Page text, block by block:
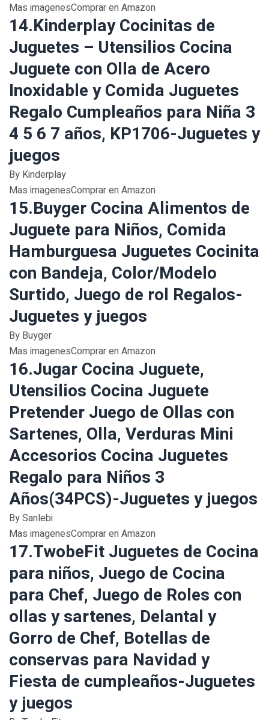
Mas imagenesComprar en Amazon
14.Kinderplay Cocinitas de
Juguetes – Utensilios Cocina
Juguete con Olla de Acero
Inoxidable y Comida Juguetes
Regalo Cumpleaños para Niña 3
4 5 6 7 años, KP1706-Juguetes y
juegos
By Kinderplay
Mas imagenesComprar en Amazon
15.Buyger Cocina Alimentos de
Juguete para Niños, Comida
Hamburguesa Juguetes Cocinita
con Bandeja, Color/Modelo
Surtido, Juego de rol Regalos-
Juguetes y juegos
By Buyger
Mas imagenesComprar en Amazon
16.Jugar Cocina Juguete,
Utensilios Cocina Juguete
Pretender Juego de Ollas con
Sartenes, Olla, Verduras Mini
Accesorios Cocina Juguetes
Regalo para Niños 3
Años(34PCS)-Juguetes y juegos
By Sanlebi
Mas imagenesComprar en Amazon
17.TwobeFit Juguetes de Cocina
para niños, Juego de Cocina
para Chef, Juego de Roles con
ollas y sartenes, Delantal y
Gorro de Chef, Botellas de
conservas para Navidad y
Fiesta de cumpleaños-Juguetes
y juegos